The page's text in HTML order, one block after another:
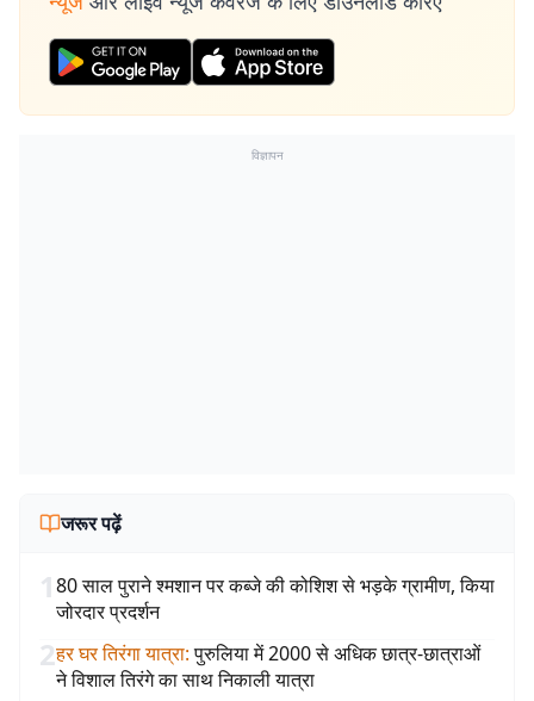
विज्ञापन
जरूर पढ़ें
180 साल पुराने श्मशान पर कब्जे की कोशिश से भड़के ग्रामीण, किया
जोरदार प्रदर्शन
2हर घर तिरंगा यात्रा: पुरुलिया में 2000 से अधिक छात्र-छात्राओं
ने विशाल तिरंगे का साथ निकाली यात्रा